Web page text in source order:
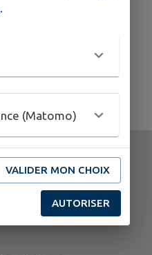
.
(Matomo)
VALIDER MON CHOIX
AUTORISER